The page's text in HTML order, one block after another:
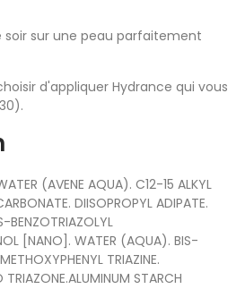
soir sur une peau parfaitement
d'appliquer Hydrance qui vous
(AVENE AQUA). C12-15 ALKYL
DIISOPROPYL ADIPATE.
BENZOTRIAZOLYL
[NANO]. WATER (AQUA). BIS-
TRIAZINE.
TRIAZONE.ALUMINUM STARCH